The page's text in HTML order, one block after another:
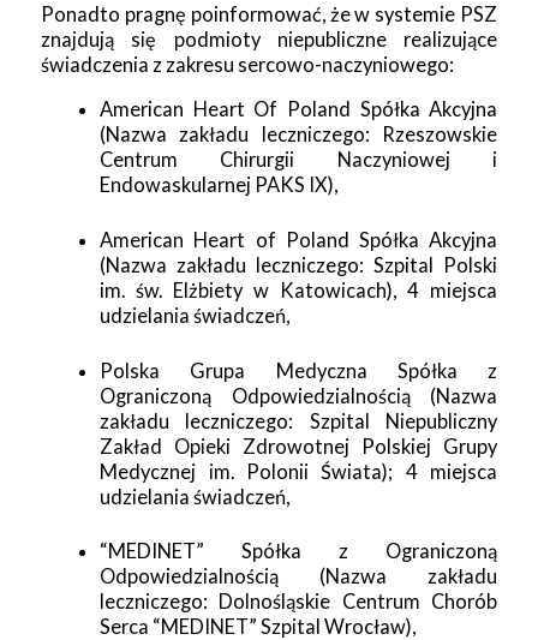
Ponadto pragnę poinformować, że w systemie PSZ
znajdują się podmioty niepubliczne realizujące
świadczenia z zakresu sercowo-naczyniowego:
American Heart Of Poland Spółka Akcyjna
(Nazwa zakładu leczniczego: Rzeszowskie
Centrum Chirurgii Naczyniowej i
Endowaskularnej PAKS IX),
American Heart of Poland Spółka Akcyjna
(Nazwa zakładu leczniczego: Szpital Polski
im. św. Elżbiety w Katowicach), 4 miejsca
udzielania świadczeń,
Polska Grupa Medyczna Spółka z
Ograniczoną Odpowiedzialnością (Nazwa
zakładu leczniczego: Szpital Niepubliczny
Zakład Opieki Zdrowotnej Polskiej Grupy
Medycznej im. Polonii Świata); 4 miejsca
udzielania świadczeń,
“MEDINET” Spółka z Ograniczoną
Odpowiedzialnością (Nazwa zakładu
leczniczego: Dolnośląskie Centrum Chorób
Serca “MEDINET” Szpital Wrocław),